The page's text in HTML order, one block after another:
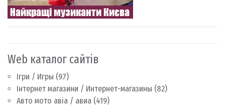
Web каталог сайтів
Ігри / Игры (97)
Інтернет магазини / Интернет-магазины (82)
Авто мото авіа / авиа (419)